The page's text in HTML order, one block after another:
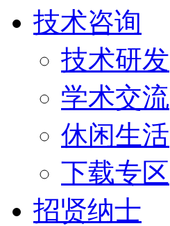
技术咨询
技术研发
学术交流
休闲生活
下载专区
招贤纳士